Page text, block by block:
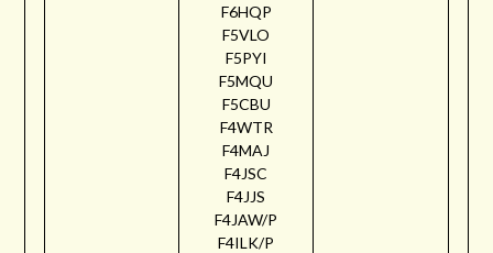
F6HQP
F5VLO
F5PYI
F5MQU
F5CBU
F4WTR
F4MAJ
F4JSC
F4JJS
F4JAW/P
F4ILK/P